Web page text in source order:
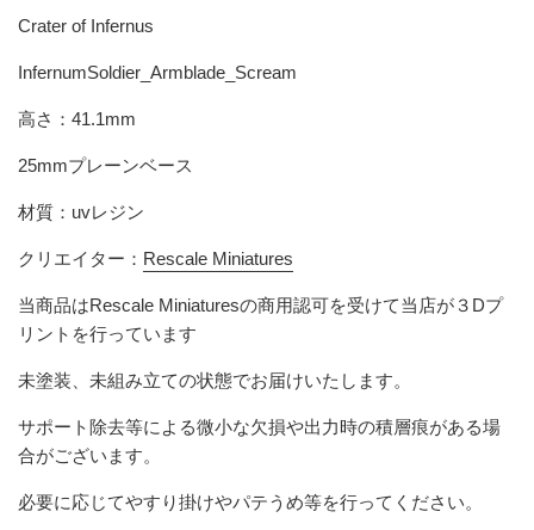
Crater of Infernus
InfernumSoldier_Armblade_Scream
高さ ：41.1mm
25mmプレーンベース
材質：uvレジン
クリエイター： Rescale Miniatures
当商品はRescale Miniaturesの商用認可を受けて当店が３Dプ
リントを行っています
未塗装、未組み立ての状態でお届けいたします。
サポート除去等による微小な欠損や出力時の積層痕がある場
合がございます。
必要に応じてやすり掛けやパテうめ等を行ってください。